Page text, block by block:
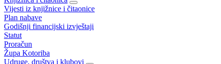
Vijesti iz knjižnice i čitaonice
Plan nabave
Godišnji financijski izvještaji
Statut
Proračun
Župa Kotoriba
Udruge, društva i klubovi